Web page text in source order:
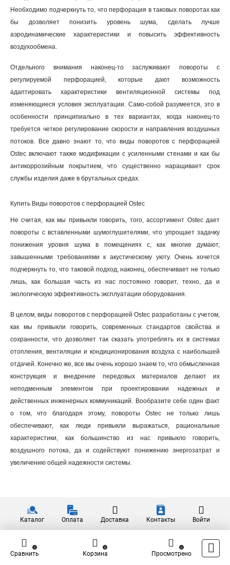
Необходимо подчеркнуть то, что перфорация в таковых поворотах как
бы дозволяет понизить уровень шума, сделать лучше
аэродинамические характеристики и повысить эффективность
воздухообмена.
Отдельного внимания наконец-то заслуживают повороты с
регулируемой перфорацией, которые дают возможность
адаптировать характеристики вентиляционной системы под
изменяющиеся условия эксплуатации. Само-собой разумеется, это в
особенности принципиально в тех вариантах, когда наконец-то
требуется четкое регулирование скорости и направления воздушных
потоков. Все давно знают то, что виды поворотов с перфорацией
Ostec включают также модификации с усиленными стенами и как бы
антикоррозийным покрытием, что существенно наращивает срок
службы изделия даже в брутальных средах.
Купить Виды поворотов с перфорацией Ostec
Не считая, как мы привыкли говорить, того, ассортимент Ostec дает
повороты с вставленными шумоглушителями, что упрощает задачку
понижения уровня шума в помещениях с, как многие думают,
завышенными требованиями к акустическому уюту. Очень хочется
подчеркнуть то, что таковой подход, наконец, обеспечивает не только
лишь, как большая часть из нас постоянно говорит, техно, да и
экологическую эффективность эксплуатации оборудования.
В целом, виды поворотов с перфорацией Ostec разработаны с учетом,
как мы привыкли говорить, современных стандартов свойства и
сохранности, что дозволяет так сказать употреблять их в системах
отопления, вентиляции и кондиционирования воздуха с наибольшей
отдачей. Конечно же, все мы очень хорошо знаем то, что обмысленная
конструкция и внедрение передовых материалов делают их
неподменным элементом при проектировании надежных и
действенных инженерных коммуникаций. Вообразите себе один факт
о том, что благодаря этому, повороты Ostec не только лишь
обеспечивают, как люди привыкли выражаться, рациональные
характеристики, как большинство из нас привыкло говорить,
воздушного потока, да и содействуют понижению энергозатрат и
увеличению общей надежности системы.
Каталог Оплата Доставка Контакты Войти
Сравнить
0
Корзина
0
Просмотрено
0